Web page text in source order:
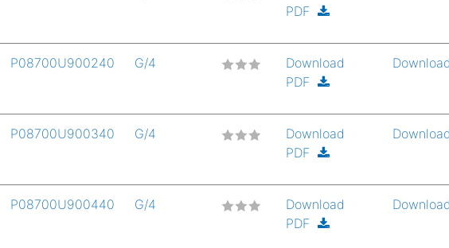
PDF
P08700U900240 G/4
Download
PDF
P08700U900340 G/4
Download
PDF
P08700U900440 G/4
Download
PDF